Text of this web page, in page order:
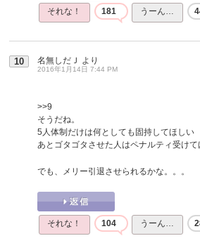
それな！ 181 うーん…
10 名無しだＪ より
2016年1月14日 7:44 PM
>>9
そうだね。
5人体制だけは何としても固持してほしい
あとゴタゴタさせた人はペナルティ受けて
でも、メリー引退させられるかな。。。
それな！ 104 うーん…